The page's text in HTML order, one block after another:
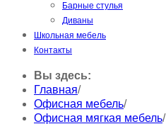
Барные стулья
Диваны
Школьная мебель
Контакты
Вы здесь:
Главная/
Офисная мебель/
Офисная мягкая мебель/